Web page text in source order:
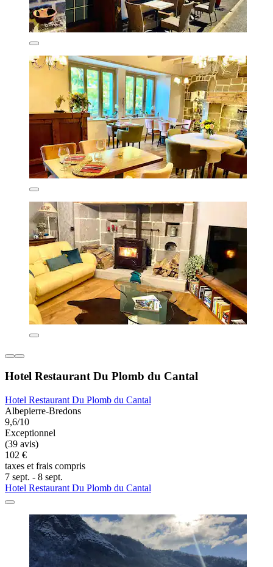
Hotel Restaurant Du Plomb du Cantal
Hotel Restaurant Du Plomb du Cantal
Albepierre-Bredons
9,6/10
Exceptionnel
(39 avis)
102 €
taxes et frais compris
7 sept. - 8 sept.
Hotel Restaurant Du Plomb du Cantal